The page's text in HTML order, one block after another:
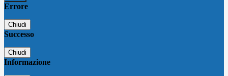
Errore
Chiudi
Successo
Chiudi
Informazione